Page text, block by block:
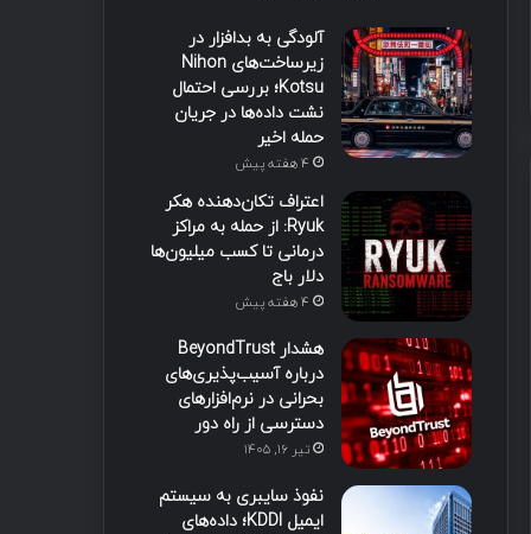
آلودگی به بدافزار در
زیرساخت‌های Nihon
Kotsu؛ بررسی احتمال
نشت داده‌ها در جریان
حمله اخیر
4 هفته پیش
اعتراف تکان‌دهنده هکر
Ryuk: از حمله به مراکز
درمانی تا کسب میلیون‌ها
دلار باج
4 هفته پیش
هشدار BeyondTrust
درباره آسیب‌پذیری‌های
بحرانی در نرم‌افزارهای
دسترسی از راه دور
تیر ۱۶, ۱۴۰۵
نفوذ سایبری به سیستم
ایمیل KDDI؛ داده‌های